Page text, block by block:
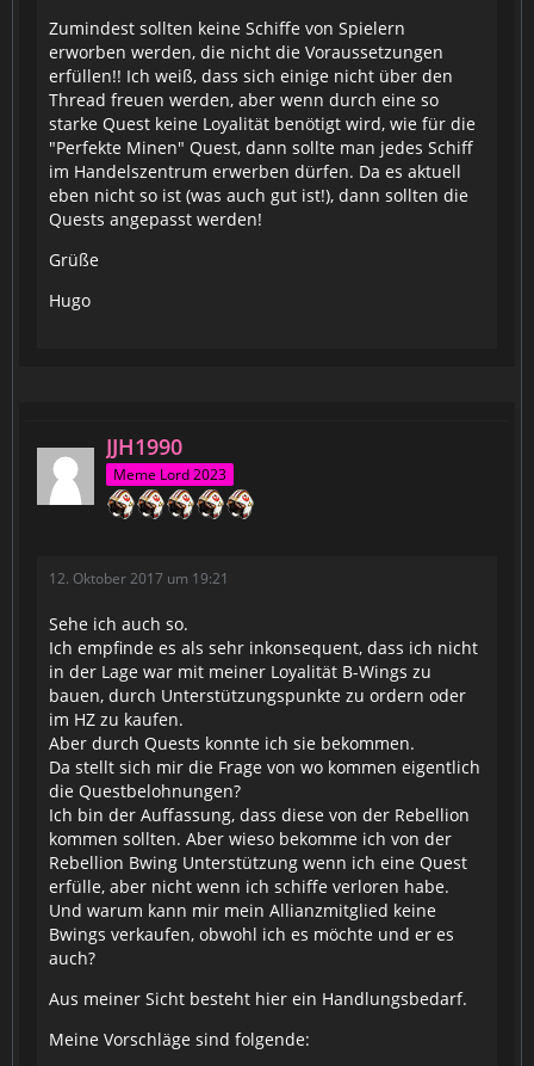
Zumindest sollten keine Schiffe von Spielern
erworben werden, die nicht die Voraussetzungen
erfüllen!! Ich weiß, dass sich einige nicht über den
Thread freuen werden, aber wenn durch eine so
starke Quest keine Loyalität benötigt wird, wie für die
"Perfekte Minen" Quest, dann sollte man jedes Schiff
im Handelszentrum erwerben dürfen. Da es aktuell
eben nicht so ist (was auch gut ist!), dann sollten die
Quests angepasst werden!
Grüße
Hugo
JJH1990
Meme Lord 2023
12. Oktober 2017 um 19:21
Sehe ich auch so.
Ich empfinde es als sehr inkonsequent, dass ich nicht
in der Lage war mit meiner Loyalität B-Wings zu
bauen, durch Unterstützungspunkte zu ordern oder
im HZ zu kaufen.
Aber durch Quests konnte ich sie bekommen.
Da stellt sich mir die Frage von wo kommen eigentlich
die Questbelohnungen?
Ich bin der Auffassung, dass diese von der Rebellion
kommen sollten. Aber wieso bekomme ich von der
Rebellion Bwing Unterstützung wenn ich eine Quest
erfülle, aber nicht wenn ich schiffe verloren habe.
Und warum kann mir mein Allianzmitglied keine
Bwings verkaufen, obwohl ich es möchte und er es
auch?
Aus meiner Sicht besteht hier ein Handlungsbedarf.
Meine Vorschläge sind folgende: